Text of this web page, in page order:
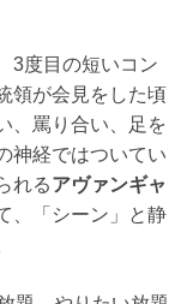
3度目の短いコン
領が会見をした頃
、罵り合い、足を
神経ではついてい
れるアヴァンギャ
、「シーン」と静